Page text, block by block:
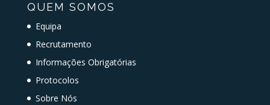
QUEM SOMOS
Equipa
Recrutamento
Informações Obrigatórias
Protocolos
Sobre Nós